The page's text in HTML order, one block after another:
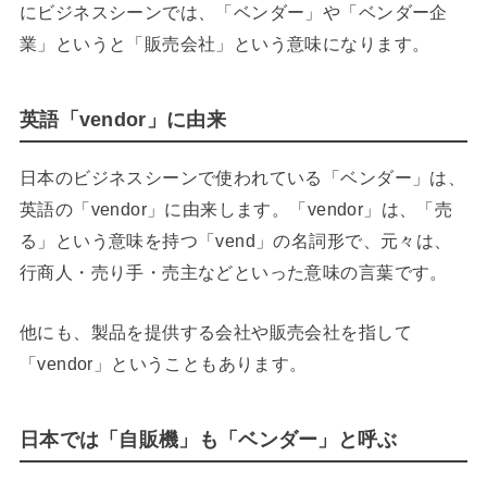
にビジネスシーンでは、「ベンダー」や「ベンダー企
業」というと「販売会社」という意味になります。
英語「vendor」に由来
日本のビジネスシーンで使われている「ベンダー」は、
英語の「vendor」に由来します。「vendor」は、「売
る」という意味を持つ「vend」の名詞形で、元々は、
行商人・売り手・売主などといった意味の言葉です。
他にも、製品を提供する会社や販売会社を指して
「vendor」ということもあります。
日本では「自販機」も「ベンダー」と呼ぶ